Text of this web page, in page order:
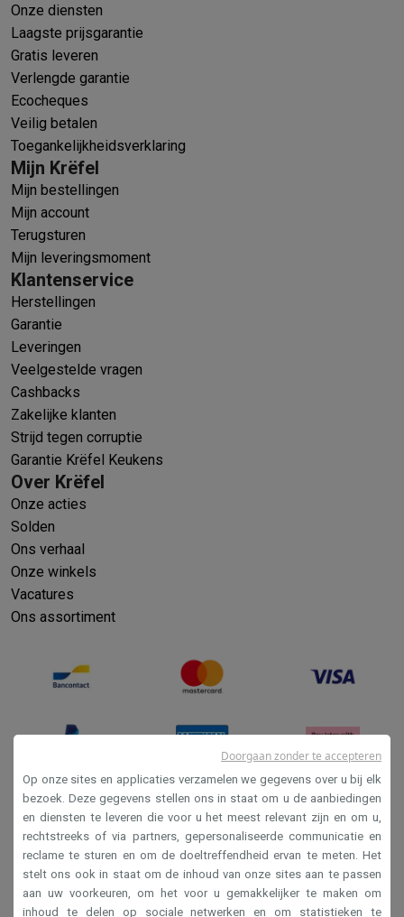
Onze diensten
Laagste prijsgarantie
Gratis leveren
Verlengde garantie
Ecocheques
Veilig betalen
Toegankelijkheidsverklaring
Mijn Krëfel
Mijn bestellingen
Mijn account
Terugsturen
Mijn leveringsmoment
Klantenservice
Herstellingen
Garantie
Leveringen
Veelgestelde vragen
Cashbacks
Zakelijke klanten
Strijd tegen corruptie
Garantie Krëfel Keukens
Over Krëfel
Onze acties
Solden
Ons verhaal
Onze winkels
Vacatures
Ons assortiment
Verkoopsvoorwaarden
Privacy
Disclaimer
Cookies
Op onze sites en applicaties verzamelen we gegevens over u bij elk
bezoek. Deze gegevens stellen ons in staat om u de aanbiedingen
en diensten te leveren die voor u het meest relevant zijn en om u,
rechtstreeks of via partners, gepersonaliseerde communicatie en
reclame te sturen en om de doeltreffendheid ervan te meten. Het
stelt ons ook in staat om de inhoud van onze sites aan te passen
aan uw voorkeuren, om het voor u gemakkelijker te maken om
inhoud te delen op sociale netwerken en om statistieken te
Doorgaan zonder te accepteren